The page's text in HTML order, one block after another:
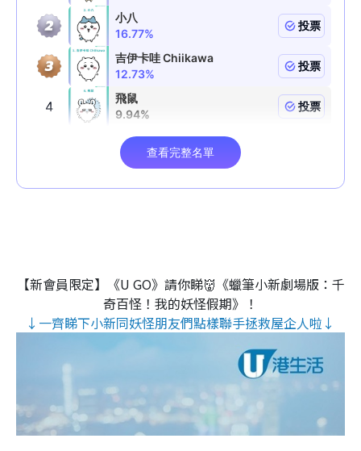
【新會員限定】《U GO》請你睇👹《蠟筆小新劇場版：千
奇百怪！我的妖怪假期》！
↓一齊睇下小新同妖怪朋友們點樣聯手拯救屋企人啦↓